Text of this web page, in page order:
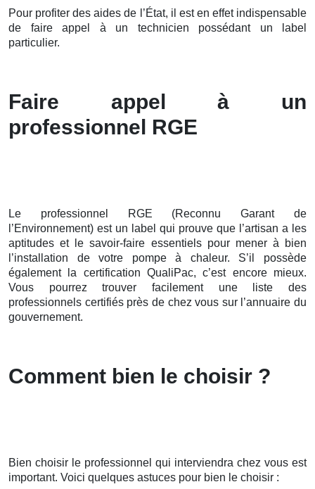
Pour profiter des aides de l’État, il est en effet indispensable
de faire appel à un technicien possédant un label
particulier.
Faire appel à un
professionnel RGE
Le professionnel RGE (Reconnu Garant de
l’Environnement) est un label qui prouve que l’artisan a les
aptitudes et le savoir-faire essentiels pour mener à bien
l’installation de votre pompe à chaleur. S’il possède
également la certification QualiPac, c’est encore mieux.
Vous pourrez trouver facilement une liste des
professionnels certifiés près de chez vous sur l’annuaire du
gouvernement.
Comment bien le choisir ?
Bien choisir le professionnel qui interviendra chez vous est
important. Voici quelques astuces pour bien le choisir :